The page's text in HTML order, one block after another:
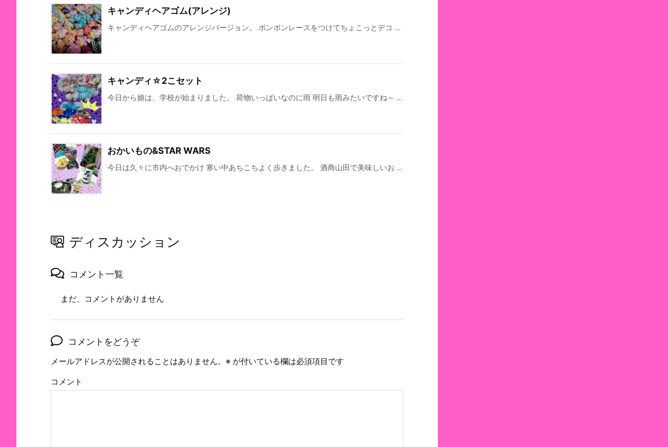
キャンディヘアゴム(アレンジ)
キャンディヘアゴムのアレンジバージョン。 ポンポンレースをつけてちょこっとデコ ...
キャンディ☆2こセット
今日から娘は、学校が始まりました。 荷物いっぱいなのに雨 明日も雨みたいですね～ ...
おかいもの&STAR WARS
今日は久々に市内へおでかけ 寒い中あちこちよく歩きました。 酒商山田で美味しいお ...
ディスカッション
コメント一覧
まだ、コメントがありません
コメントをどうぞ
メールアドレスが公開されることはありません。 ※ が付いている欄は必須項目です
コメント